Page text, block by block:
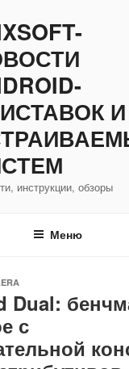
И
инструкции, обзоры
Меню
Dual:
с